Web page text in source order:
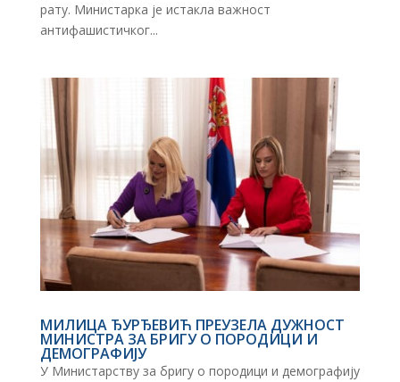
рату. Министарка је истакла важност
антифашистичког...
МИЛИЦА ЂУРЂЕВИЋ ПРЕУЗЕЛА ДУЖНОСТ
МИНИСТРА ЗА БРИГУ О ПОРОДИЦИ И
ДЕМОГРАФИЈУ
У Министарству за бригу о породици и демографију